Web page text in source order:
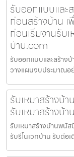
รับออกแบบและ
ก่อนสร้างบ้าน
ก่อนเริ่มงานรับ
บ้าน.com
รับออกแบบและสร้าง
วางแผนงบประมาณอ
รับเหมาสร้างบ้
รับเหมาสร้างบ้
รับเหมาสร้างบ้านพนั
รับรีโนเวทบ้าน รับต่อ